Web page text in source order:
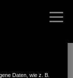
Daten, wie z. B.